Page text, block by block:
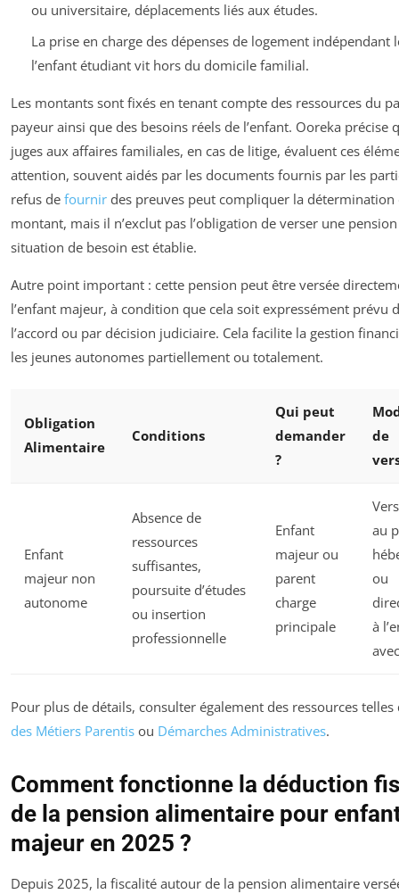
ou universitaire, déplacements liés aux études.
La prise en charge des dépenses de logement indépendant
l’enfant étudiant vit hors du domicile familial.
Les montants sont fixés en tenant compte des ressources du
payeur ainsi que des besoins réels de l’enfant. Ooreka précise
juges aux affaires familiales, en cas de litige, évaluent ces
attention, souvent aidés par les documents fournis par les
refus de fournir des preuves peut compliquer la détermination
montant, mais il n’exclut pas l’obligation de verser une
situation de besoin est établie.
Autre point important : cette pension peut être versée
l’enfant majeur, à condition que cela soit expressément prévu
l’accord ou par décision judiciaire. Cela facilite la gestion
les jeunes autonomes partiellement ou totalement.
Obligation
Alimentaire
Conditions
Qui peut
demander
?
de
Enfant
majeur non
autonome
Absence de
ressources
suffisantes,
poursuite d’études
ou insertion
professionnelle
Enfant
majeur ou
parent
charge
principale
au
ou
à
Pour plus de détails, consulter également des ressources
des Métiers Parentis ou Démarches Administratives.
Comment fonctionne la déduction
de la pension alimentaire pour
majeur en 2025 ?
Depuis 2025, la fiscalité autour de la pension alimentaire